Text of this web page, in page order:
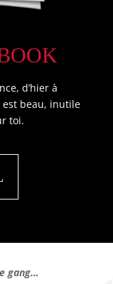
d’hier à
est beau, inutile
toi.
gang…